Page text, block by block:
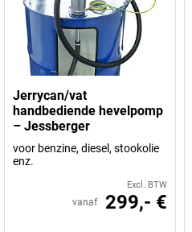
Jerrycan/vat
handbediende hevelpomp
– Jessberger
voor benzine, diesel, stookolie
enz.
Excl. BTW
vanaf 299,- €